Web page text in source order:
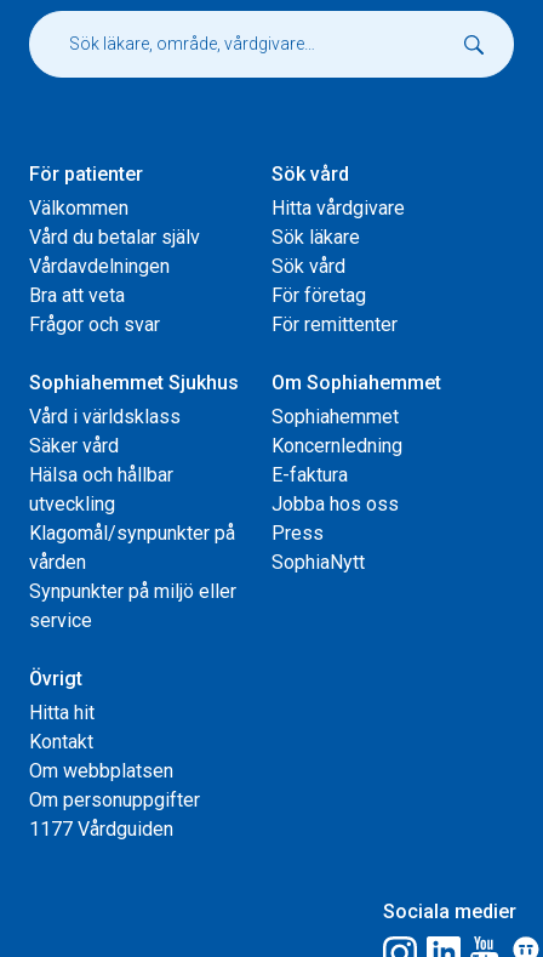
För patienter
Välkommen
Vård du betalar själv
Vårdavdelningen
Bra att veta
Frågor och svar
Sök vård
Hitta vårdgivare
Sök läkare
Sök vård
För företag
För remittenter
Sophiahemmet Sjukhus
Vård i världsklass
Säker vård
Hälsa och hållbar
utveckling
Klagomål/synpunkter på
vården
Synpunkter på miljö eller
service
Om Sophiahemmet
Sophiahemmet
Koncernledning
E-faktura
Jobba hos oss
Press
SophiaNytt
Övrigt
Hitta hit
Kontakt
Om webbplatsen
Om personuppgifter
1177 Vårdguiden
Sociala medier